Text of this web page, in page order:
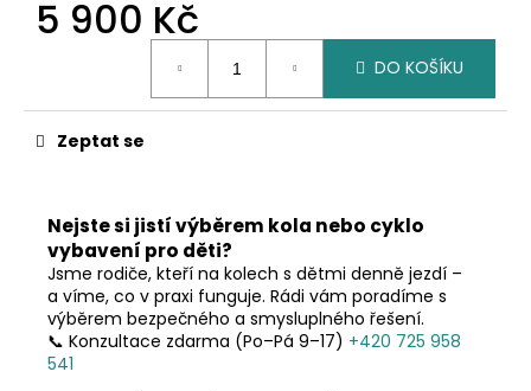
5 900 Kč
DO KOŠÍKU
Zeptat se
Nejste si jistí výběrem kola nebo cyklo
vybavení pro děti?
Jsme rodiče, kteří na kolech s dětmi denně jezdí –
a víme, co v praxi funguje. Rádi vám poradíme s
výběrem bezpečného a smysluplného řešení.
📞 Konzultace zdarma (Po–Pá 9–17) +420 725 958
541
D
o
u
m